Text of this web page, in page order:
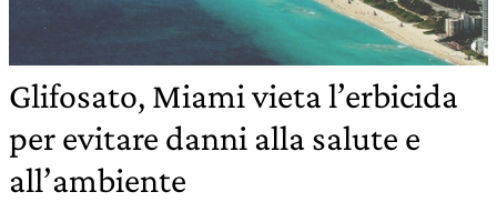
Glifosato, Miami vieta l’erbicida
per evitare danni alla salute e
all’ambiente